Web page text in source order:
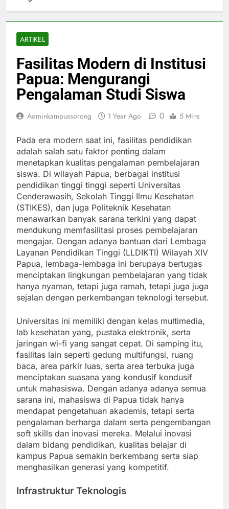
ARTIKEL
Fasilitas Modern di Institusi
Papua: Mengurangi
Pengalaman Studi Siswa
Adminkampussorong 1 Year Ago 0 5 Mins
Pada era modern saat ini, fasilitas pendidikan
adalah salah satu faktor penting dalam
menetapkan kualitas pengalaman pembelajaran
siswa. Di wilayah Papua, berbagai institusi
pendidikan tinggi tinggi seperti Universitas
Cenderawasih, Sekolah Tinggi Ilmu Kesehatan
(STIKES), dan juga Politeknik Kesehatan
menawarkan banyak sarana terkini yang dapat
mendukung memfasilitasi proses pembelajaran
mengajar. Dengan adanya bantuan dari Lembaga
Layanan Pendidikan Tinggi (LLDIKTI) Wilayah XIV
Papua, lembaga-lembaga ini berupaya bertugas
menciptakan lingkungan pembelajaran yang tidak
hanya nyaman, tetapi juga ramah, tetapi juga juga
sejalan dengan perkembangan teknologi tersebut.
Universitas ini memiliki dengan kelas multimedia,
lab kesehatan yang, pustaka elektronik, serta
jaringan wi-fi yang sangat cepat. Di samping itu,
fasilitas lain seperti gedung multifungsi, ruang
baca, area parkir luas, serta area terbuka juga
menciptakan suasana yang kondusif kondusif
untuk mahasiswa. Dengan adanya adanya semua
sarana ini, mahasiswa di Papua tidak hanya
mendapat pengetahuan akademis, tetapi serta
pengalaman berharga dalam serta pengembangan
soft skills dan inovasi mereka. Melalui inovasi
dalam bidang pendidikan, kualitas belajar di
kampus Papua semakin berkembang serta siap
menghasilkan generasi yang kompetitif.
Infrastruktur Teknologis